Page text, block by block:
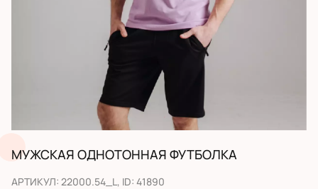
МУЖСКАЯ ОДНОТОННАЯ ФУТБОЛКА
АРТИКУЛ: 22000.54_L, ID: 41890